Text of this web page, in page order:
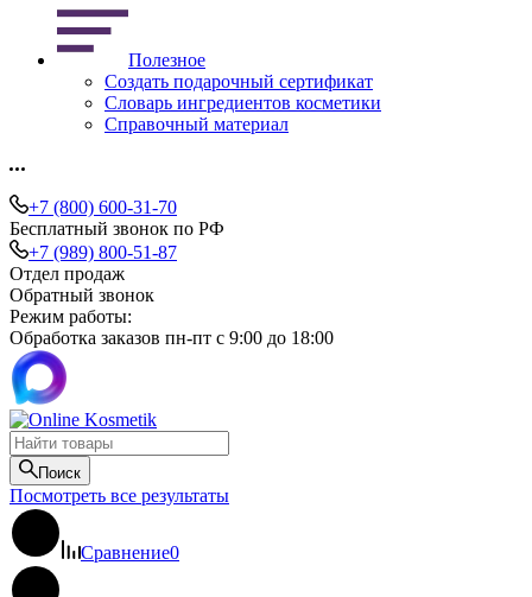
Полезное
Создать подарочный сертификат
Словарь ингредиентов косметики
Справочный материал
+7 (800) 600-31-70
Бесплатный звонок по РФ
+7 (989) 800-51-87
Отдел продаж
Обратный звонок
Режим работы:
Обработка заказов пн-пт с 9:00 до 18:00
Поиск
Посмотреть все результаты
Сравнение0